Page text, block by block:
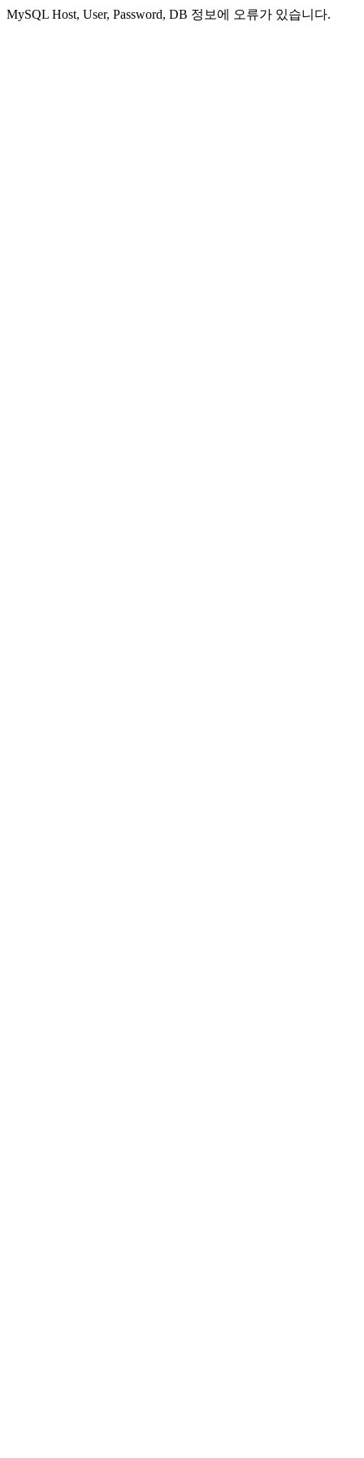
MySQL Host, User, Password, DB 정보에 오류가 있습니다.